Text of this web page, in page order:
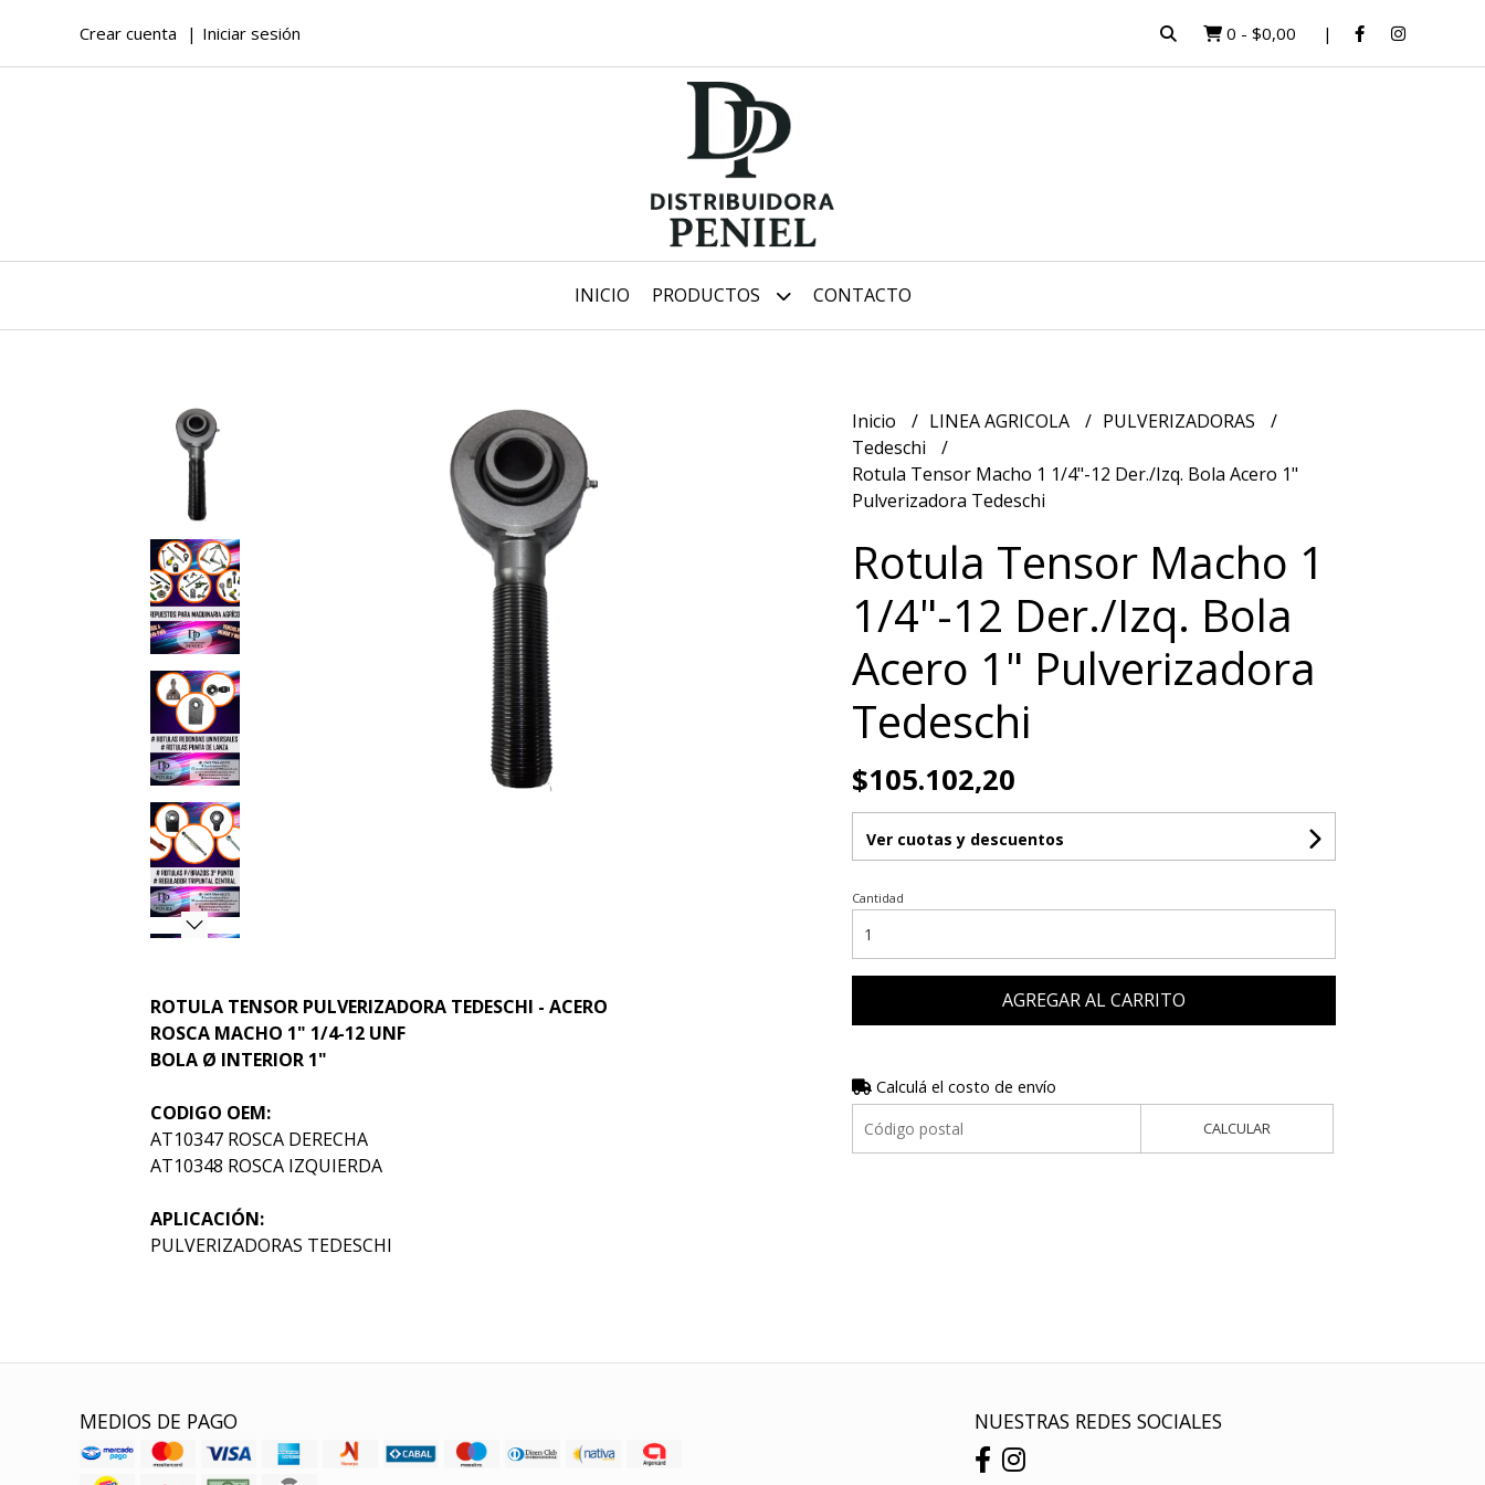
Crear cuenta Iniciar sesión 0 - $0,00
INICIO PRODUCTOS CONTACTO
ROTULA TENSOR PULVERIZADORA TEDESCHI - ACERO
ROSCA MACHO 1" 1/4-12 UNF
BOLA Ø INTERIOR 1"
CODIGO OEM:
AT10347 ROSCA DERECHA
AT10348 ROSCA IZQUIERDA
APLICACIÓN:
PULVERIZADORAS TEDESCHI
Inicio LINEA AGRICOLA
PULVERIZADORAS
Tedeschi
Rotula Tensor Macho 1 1/4"-12 Der./Izq. Bola Acero 1"
Pulverizadora Tedeschi
Rotula Tensor Macho 1
1/4"-12 Der./Izq. Bola
Acero 1" Pulverizadora
Tedeschi
$105.102,20
Ver cuotas y descuentos
Cantidad
AGREGAR AL CARRITO
Calculá el costo de envío
CALCULAR
MEDIOS DE PAGO NUESTRAS REDES SOCIALES